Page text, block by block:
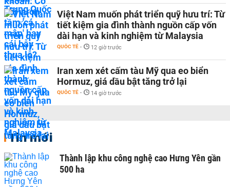
Việt Nam muốn phát triển quỹ hưu trí: Từ
tiết kiệm gia đình thành nguồn cấp vốn
dài hạn và kinh nghiệm từ Malaysia
QUỐC TẾ - 12 giờ trước
Iran xem xét cấm tàu Mỹ qua eo biển
Hormuz, giá dầu bật tăng trở lại
QUỐC TẾ - 14 giờ trước
Tin mới
Thành lập khu công nghệ cao Hưng Yên gần
500 ha